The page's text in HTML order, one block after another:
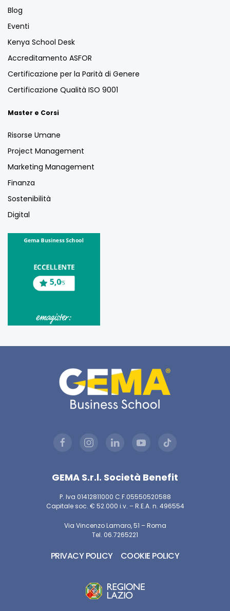
Blog
Eventi
Kenya School Desk
Accreditamento ASFOR
Certificazione per la Parità di Genere
Certificazione Qualità ISO 9001
Master e Corsi
Risorse Umane
Project Management
Marketing Management
Finanza
Sostenibilità
Digital
GEMA S.r.l. Società Benefit
P. Iva 01412811000 C.F.05550520588
Capitale soc. € 52.000 i.v. – R.E.A. n. 496554
Via Vincenzo Lamaro, 51 – Roma
Tel. 06.7265221
PRIVACY POLICY COOKIE POLICY